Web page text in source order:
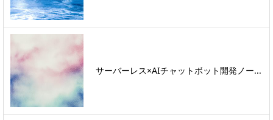
サーバーレス×AIチャットボット開発ノー...